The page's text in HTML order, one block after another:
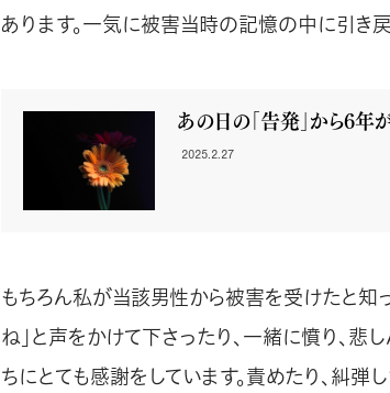
あります。一気に被害当時の記憶の中に引き
あの日の「告発」から6
2025.2.27
もちろん私が当該男性から被害を受けたと知
ね」と声をかけて下さったり、一緒に憤り、悲
ちにとても感謝をしています。責めたり、糾